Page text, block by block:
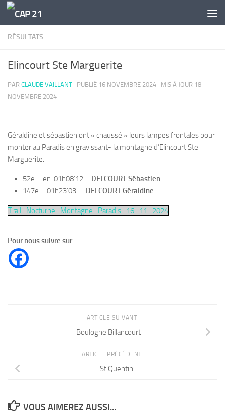
Skip to content
RÉSULTATS
Elincourt Ste Marguerite
PAR CLAUDE VAILLANT · PUBLIÉ 16 NOVEMBRE 2024 · MIS À JOUR 18
NOVEMBRE 2024
…
Géraldine et sébastien ont « chaussé » leurs lampes frontales pour
monter au Paradis en gravissant- la montagne d’Elincourt Ste
Marguerite.
52e – en 01h08’12 – DELCOURT Sébastien
147e – 01h23’03 – DELCOURT Géraldine
Trail_Nocturne_Montagne_Paradis_16_11_2024
Pour nous suivre sur
ARTICLE SUIVANT
Boulogne Billancourt
ARTICLE PRÉCÉDENT
St Quentin
VOUS AIMEREZ AUSSI...